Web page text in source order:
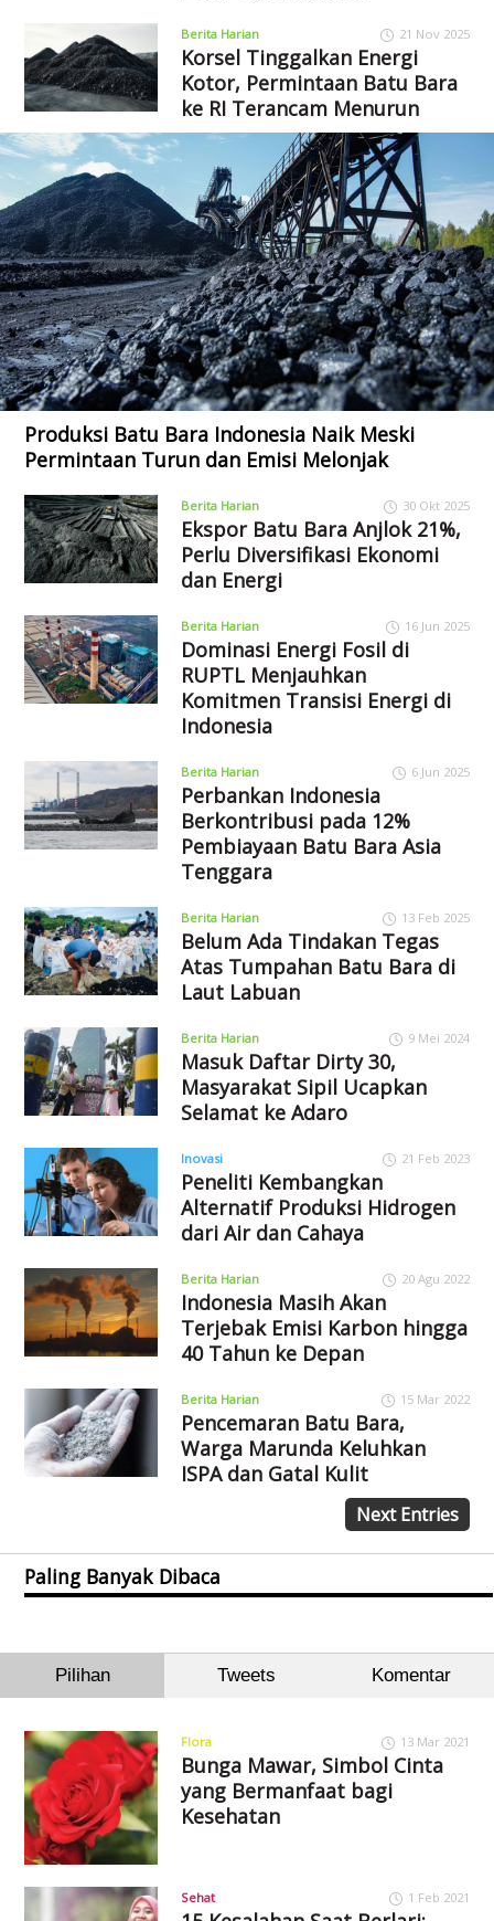
Berita Harian 21 Nov 2025
Korsel Tinggalkan Energi
Kotor, Permintaan Batu Bara
ke RI Terancam Menurun
Produksi Batu Bara Indonesia Naik Meski
Permintaan Turun dan Emisi Melonjak
Berita Harian 30 Okt 2025
Ekspor Batu Bara Anjlok 21%,
Perlu Diversifikasi Ekonomi
dan Energi
Berita Harian 16 Jun 2025
Dominasi Energi Fosil di
RUPTL Menjauhkan
Komitmen Transisi Energi di
Indonesia
Berita Harian 6 Jun 2025
Perbankan Indonesia
Berkontribusi pada 12%
Pembiayaan Batu Bara Asia
Tenggara
Berita Harian 13 Feb 2025
Belum Ada Tindakan Tegas
Atas Tumpahan Batu Bara di
Laut Labuan
Berita Harian 9 Mei 2024
Masuk Daftar Dirty 30,
Masyarakat Sipil Ucapkan
Selamat ke Adaro
Inovasi 21 Feb 2023
Peneliti Kembangkan
Alternatif Produksi Hidrogen
dari Air dan Cahaya
Berita Harian 20 Agu 2022
Indonesia Masih Akan
Terjebak Emisi Karbon hingga
40 Tahun ke Depan
Berita Harian 15 Mar 2022
Pencemaran Batu Bara,
Warga Marunda Keluhkan
ISPA dan Gatal Kulit
Next Entries
Paling Banyak Dibaca
Pilihan Tweets Komentar
Flora 13 Mar 2021
Bunga Mawar, Simbol Cinta
yang Bermanfaat bagi
Kesehatan
Sehat 1 Feb 2021